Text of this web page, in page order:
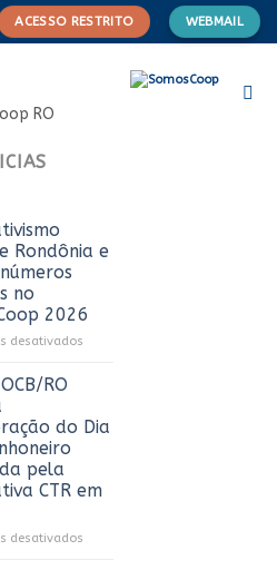
ACESSO RESTRITO WEBMAIL
RO
Rondônia e
no
2026
desativadosem
alcança
no
RO
do Dia
pela
CTR em
desativadosem